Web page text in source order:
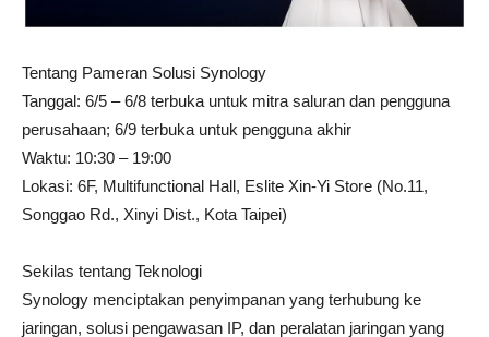
Tentang Pameran Solusi Synology
Tanggal: 6/5 – 6/8 terbuka untuk mitra saluran dan pengguna
perusahaan; 6/9 terbuka untuk pengguna akhir
Waktu: 10:30 – 19:00
Lokasi: 6F, Multifunctional Hall, Eslite Xin-Yi Store (No.11,
Songgao Rd., Xinyi Dist., Kota Taipei)
Sekilas tentang Teknologi
Synology menciptakan penyimpanan yang terhubung ke
jaringan, solusi pengawasan IP, dan peralatan jaringan yang